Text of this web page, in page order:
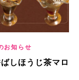
お知らせ
しほうじ茶マロ